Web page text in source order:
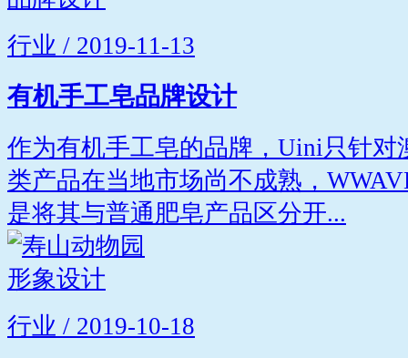
行业 / 2019-11-13
有机手工皂品牌设计
作为有机手工皂的品牌，Uini只针对
类产品在当地市场尚不成熟，
是将其与普通肥皂产品区分开...
行业 / 2019-10-18